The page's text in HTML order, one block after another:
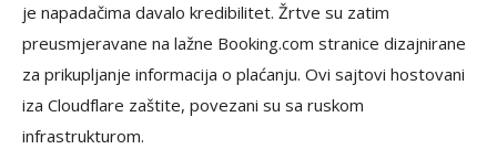
je napadačima davalo kredibilitet. Žrtve su zatim
preusmjeravane na lažne Booking.com stranice dizajnirane
za prikupljanje informacija o plaćanju. Ovi sajtovi hostovani
iza Cloudflare zaštite, povezani su sa ruskom
infrastrukturom.